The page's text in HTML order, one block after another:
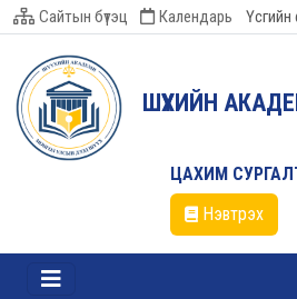
Сайтын бүтэц Календарь
ШҮҮХИЙН
ЦАХИМ
Нэвтрэх